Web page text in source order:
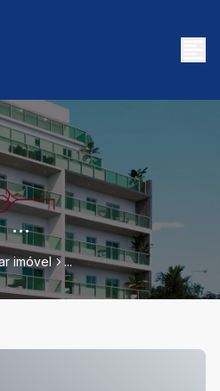
...
imóvel ...